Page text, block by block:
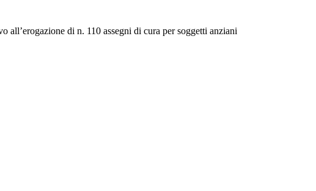
di n. 110 assegni di cura per soggetti anziani